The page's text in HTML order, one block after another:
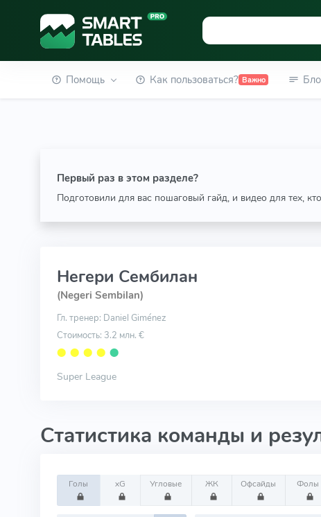
Помощь Как пользоваться? Важно
Первый раз в этом разделе?
Подготовили для вас пошаговый гайд, и видео для тех,
Негери Сембилан
(Negeri Sembilan)
Гл. тренер: Daniel Giménez
Стоимость: 3.2 млн. €
⬤ ⬤ ⬤ ⬤ ⬤
Super League
Статистика команды и
Голы xG Угловые ЖК Офсайды Фолы